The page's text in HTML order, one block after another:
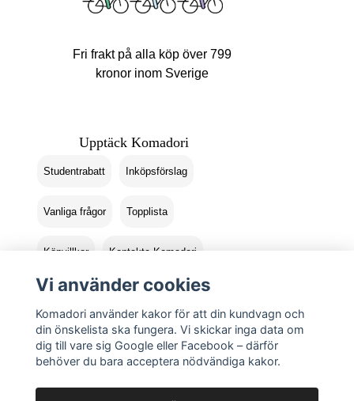
Fri frakt på alla köp över 799
kronor inom Sverige
Upptäck Komadori
Studentrabatt Inköpsförslag
Vanliga frågor Topplista
Köpvillkor Kontakta Komadori
Logga in Returer
Vi använder cookies
Komadori använder kakor för att din kundvagn och
din önskelista ska fungera. Vi skickar inga data om
dig till vare sig Google eller Facebook – därför
behöver du bara acceptera nödvändiga kakor.